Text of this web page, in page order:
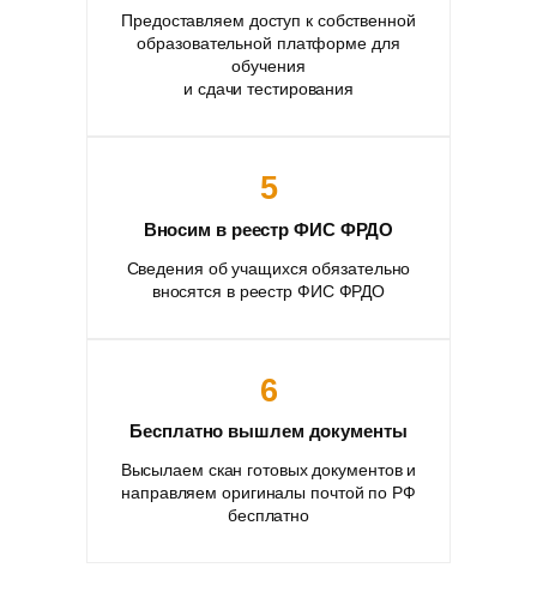
Предоставляем доступ к собственной
образовательной платформе для
обучения
и сдачи тестирования
5
Вносим в реестр ФИС ФРДО
Сведения об учащихся обязательно
вносятся в реестр ФИС ФРДО
6
Бесплатно вышлем документы
Высылаем скан готовых документов и
направляем оригиналы почтой по РФ
бесплатно